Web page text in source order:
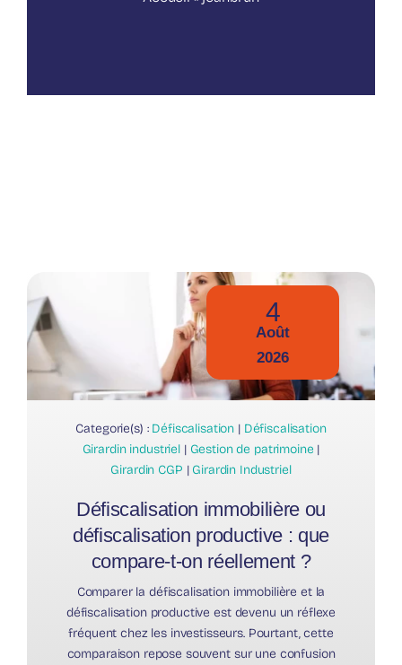
4
Août
2026
Categorie(s) : Défiscalisation | Défiscalisation
Girardin industriel| Gestion de patrimoine |
Girardin CGP | Girardin Industriel
Défiscalisation immobilière ou
défiscalisation productive : que
compare-t-on réellement ?
Comparer la défiscalisation immobilière et la
défiscalisation productive est devenu un réflexe
fréquent chez les investisseurs. Pourtant, cette
comparaison repose souvent sur une confusion